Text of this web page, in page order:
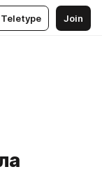
Join